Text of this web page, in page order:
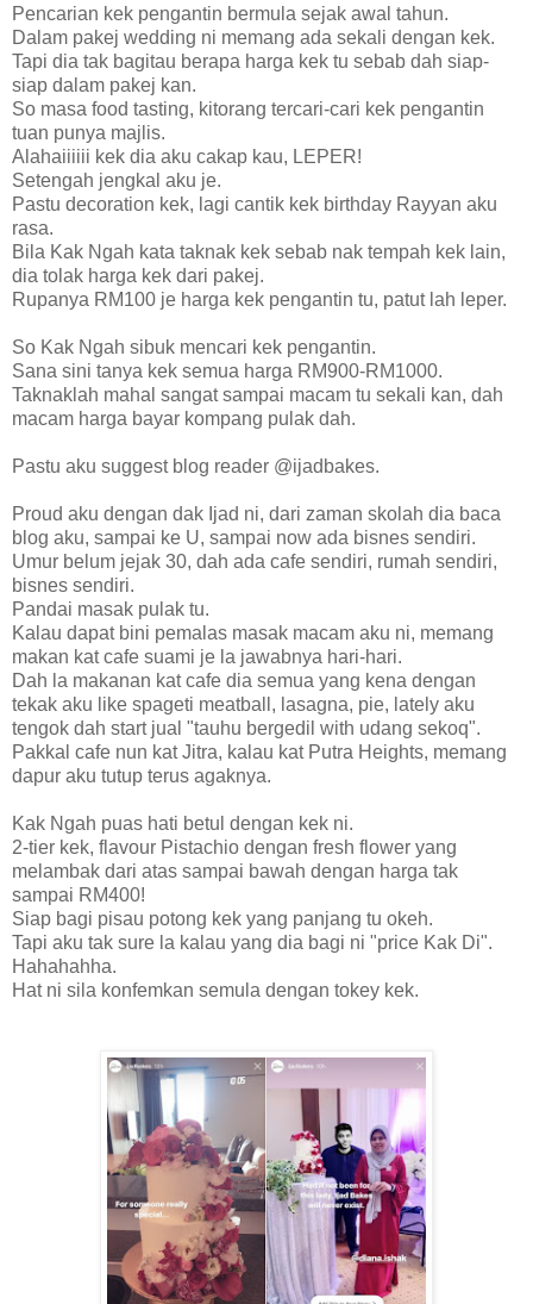
Pencarian kek pengantin bermula sejak awal tahun.
Dalam pakej wedding ni memang ada sekali dengan kek.
Tapi dia tak bagitau berapa harga kek tu sebab dah siap-
siap dalam pakej kan.
So masa food tasting, kitorang tercari-cari kek pengantin
tuan punya majlis.
Alahaiiiiii kek dia aku cakap kau, LEPER!
Setengah jengkal aku je.
Pastu decoration kek, lagi cantik kek birthday Rayyan aku
rasa.
Bila Kak Ngah kata taknak kek sebab nak tempah kek lain,
dia tolak harga kek dari pakej.
Rupanya RM100 je harga kek pengantin tu, patut lah leper.
So Kak Ngah sibuk mencari kek pengantin.
Sana sini tanya kek semua harga RM900-RM1000.
Taknaklah mahal sangat sampai macam tu sekali kan, dah
macam harga bayar kompang pulak dah.
Pastu aku suggest blog reader @ijadbakes.
Proud aku dengan dak Ijad ni, dari zaman skolah dia baca
blog aku, sampai ke U, sampai now ada bisnes sendiri.
Umur belum jejak 30, dah ada cafe sendiri, rumah sendiri,
bisnes sendiri.
Pandai masak pulak tu.
Kalau dapat bini pemalas masak macam aku ni, memang
makan kat cafe suami je la jawabnya hari-hari.
Dah la makanan kat cafe dia semua yang kena dengan
tekak aku like spageti meatball, lasagna, pie, lately aku
tengok dah start jual "tauhu bergedil with udang sekoq".
Pakkal cafe nun kat Jitra, kalau kat Putra Heights, memang
dapur aku tutup terus agaknya.
Kak Ngah puas hati betul dengan kek ni.
2-tier kek, flavour Pistachio dengan fresh flower yang
melambak dari atas sampai bawah dengan harga tak
sampai RM400!
Siap bagi pisau potong kek yang panjang tu okeh.
Tapi aku tak sure la kalau yang dia bagi ni "price Kak Di".
Hahahahha.
Hat ni sila konfemkan semula dengan tokey kek.